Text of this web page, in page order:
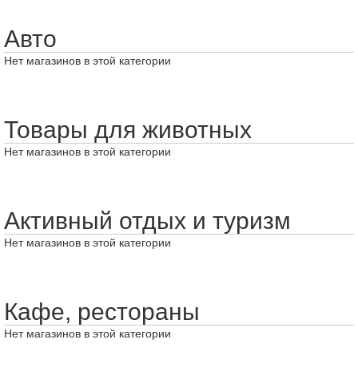
Авто
Нет магазинов в этой категории
Товары для животных
Нет магазинов в этой категории
Активный отдых и туризм
Нет магазинов в этой категории
Кафе, рестораны
Нет магазинов в этой категории